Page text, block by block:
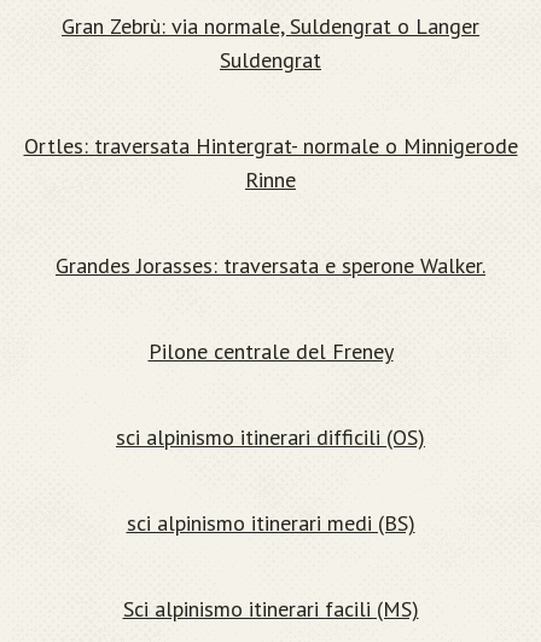
Gran Zebrù: via normale, Suldengrat o Langer
Suldengrat
Ortles: traversata Hintergrat- normale o Minnigerode
Rinne
Grandes Jorasses: traversata e sperone Walker.
Pilone centrale del Freney
sci alpinismo itinerari difficili (OS)
sci alpinismo itinerari medi (BS)
Sci alpinismo itinerari facili (MS)